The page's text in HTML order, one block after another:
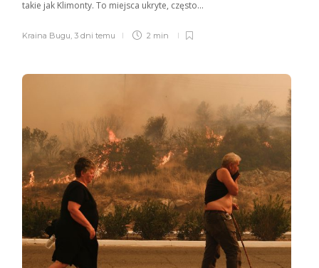
takie jak Klimonty. To miejsca ukryte, często...
Kraina Bugu 3 dni temu 2 min